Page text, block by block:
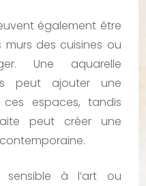
également être
des cuisines ou
Une aquarelle
peut ajouter une
espaces, tandis
peut créer une
sensible à l’art ou